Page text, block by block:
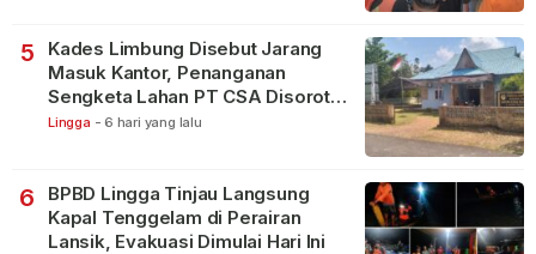
5
Kades Limbung Disebut Jarang
Masuk Kantor, Penanganan
Sengketa Lahan PT CSA Disorot
Warga
Lingga - 6 hari yang lalu
6
BPBD Lingga Tinjau Langsung
Kapal Tenggelam di Perairan
Lansik, Evakuasi Dimulai Hari Ini